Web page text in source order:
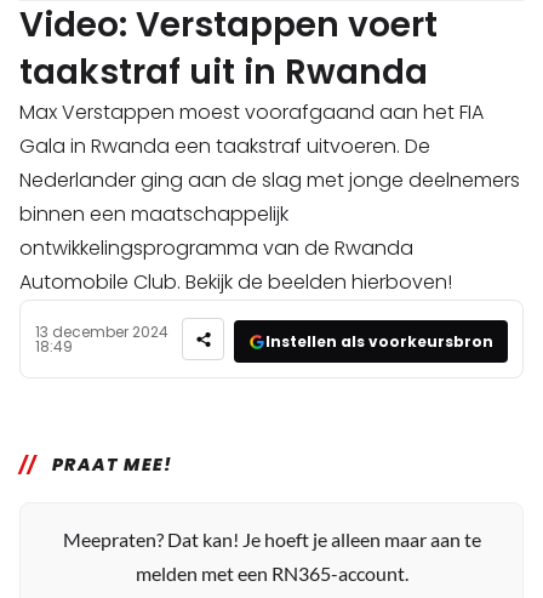
Video: Verstappen voert
taakstraf uit in Rwanda
Max Verstappen moest voorafgaand aan het FIA
Gala in Rwanda een taakstraf uitvoeren. De
Nederlander ging aan de slag met jonge deelnemers
binnen een maatschappelijk
ontwikkelingsprogramma van de Rwanda
Automobile Club. Bekijk de beelden hierboven!
13 december 2024
18:49 Instellen als voorkeursbron
PRAAT MEE!
Meepraten? Dat kan! Je hoeft je alleen maar aan te
melden met een RN365-account.